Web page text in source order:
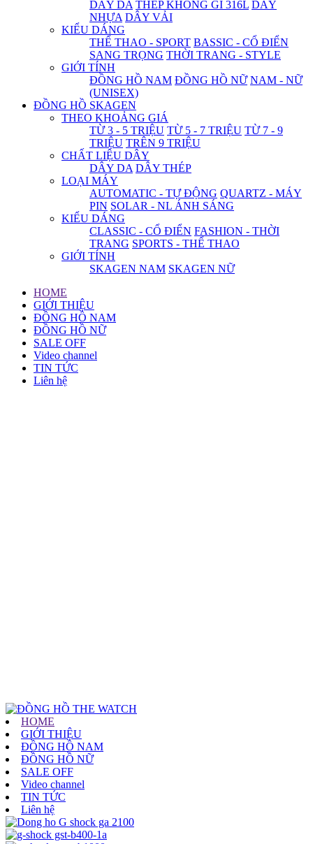
DÂY DA THÉP KHÔNG GỈ 316L DÂY
NHỰA DÂY VẢI
KIỂU DÁNG
THỂ THAO - SPORT BASSIC - CỔ ĐIỂN
SANG TRỌNG THỜI TRANG - STYLE
GIỚI TÍNH
ĐỒNG HỒ NAM ĐỒNG HỒ NỮ NAM - NỮ
(UNISEX)
ĐỒNG HỒ SKAGEN
THEO KHOẢNG GIÁ
TỪ 3 - 5 TRIỆU TỪ 5 - 7 TRIỆU TỪ 7 - 9
TRIỆU TRÊN 9 TRIỆU
CHẤT LIỆU DÂY
DÂY DA DÂY THÉP
LOẠI MÁY
AUTOMATIC - TỰ ĐỘNG QUARTZ - MÁY
PIN SOLAR - NL ÁNH SÁNG
KIỂU DÁNG
CLASSIC - CỔ ĐIỂN FASHION - THỜI
TRANG SPORTS - THỂ THAO
GIỚI TÍNH
SKAGEN NAM SKAGEN NỮ
HOME
GIỚI THIỆU
ĐỒNG HỒ NAM
ĐỒNG HỒ NỮ
SALE OFF
Video channel
TIN TỨC
Liên hệ
HOME
GIỚI THIỆU
ĐỒNG HỒ NAM
ĐỒNG HỒ NỮ
SALE OFF
Video channel
TIN TỨC
Liên hệ